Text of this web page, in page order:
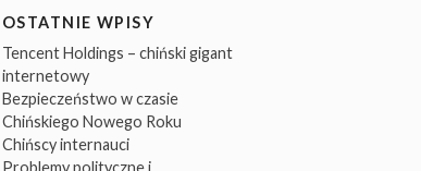
OSTATNIE WPISY
Tencent Holdings – chiński gigant
internetowy
Bezpieczeństwo w czasie
Chińskiego Nowego Roku
Chińscy internauci
Problemy polityczne i